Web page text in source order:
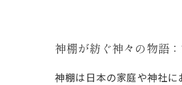
神棚が紡ぐ神々の物語
神棚は日本の家庭や神社に